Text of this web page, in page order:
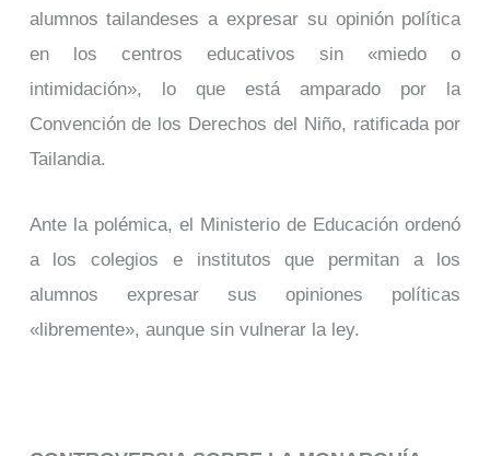
alumnos tailandeses a expresar su opinión política
en los centros educativos sin «miedo o
intimidación», lo que está amparado por la
Convención de los Derechos del Niño, ratificada por
Tailandia.
Ante la polémica, el Ministerio de Educación ordenó
a los colegios e institutos que permitan a los
alumnos expresar sus opiniones políticas
«libremente», aunque sin vulnerar la ley.